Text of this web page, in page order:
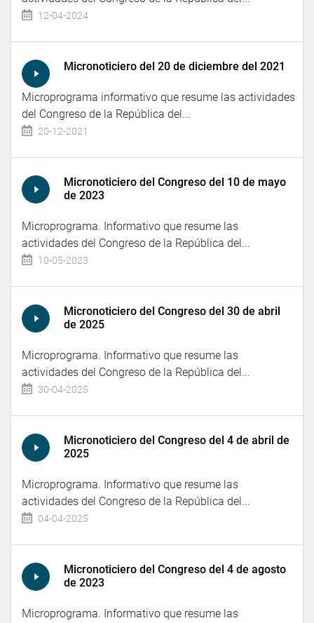
12-04-2024
Micronoticiero del 20 de diciembre del 2021
Microprograma informativo que resume las actividades
del Congreso de la República del...
20-12-2021
Micronoticiero del Congreso del 10 de mayo
de 2023
Microprograma. Informativo que resume las
actividades del Congreso de la República del...
10-05-2023
Micronoticiero del Congreso del 30 de abril
de 2025
Microprograma. Informativo que resume las
actividades del Congreso de la República del...
30-04-2025
Micronoticiero del Congreso del 4 de abril de
2025
Microprograma. Informativo que resume las
actividades del Congreso de la República del...
04-04-2025
Micronoticiero del Congreso del 4 de agosto
de 2023
Microprograma. Informativo que resume las